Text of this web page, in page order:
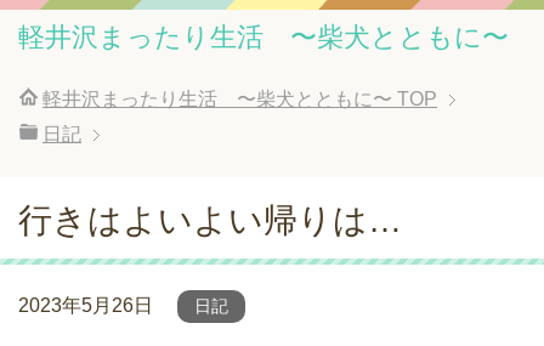
軽井沢まったり生活 〜柴犬とともに〜
軽井沢まったり生活 〜柴犬とともに〜 TOP
日記
行きはよいよい帰りは…
2023年5月26日 日記